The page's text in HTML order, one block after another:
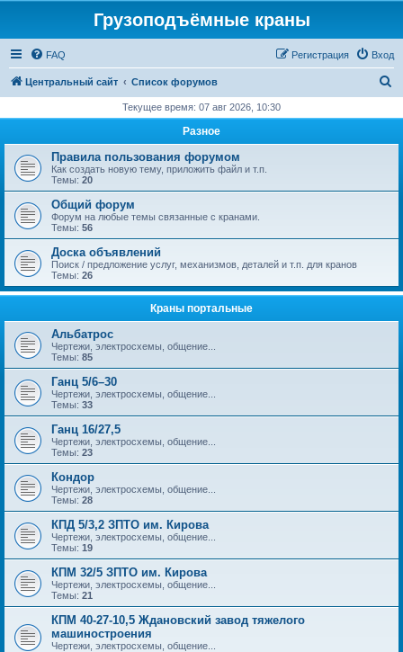
Грузоподъёмные краны
FAQ Вход
Регистрация
Центральный сайт Список форумов
с
Текущее время: 07 авг 2026, 10:30
Разное
Правила пользования форумом
Как создать новую тему, приложить файл и т.п.
Темы: 20
Общий форум
Форум на любые темы связанные с кранами.
Темы: 56
Доска объявлений
Поиск / предложение услуг, механизмов, деталей и т.п. для кранов
Темы: 26
Краны портальные
Альбатрос
Чертежи, электросхемы, общение...
Темы: 85
Ганц 5/6–30
Чертежи, электросхемы, общение...
Темы: 33
Ганц 16/27,5
Чертежи, электросхемы, общение...
Темы: 23
Кондор
Чертежи, электросхемы, общение...
Темы: 28
КПД 5/3,2 ЗПТО им. Кирова
Чертежи, электросхемы, общение...
Темы: 19
КПМ 32/5 ЗПТО им. Кирова
Чертежи, электросхемы, общение...
Темы: 21
КПМ 40-27-10,5 Ждановский завод тяжелого
машиностроения
Чертежи, электросхемы, общение...